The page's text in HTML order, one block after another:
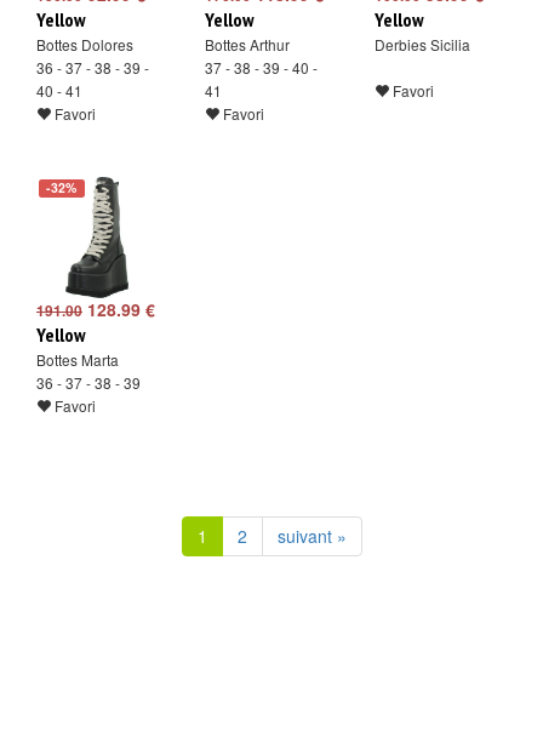
Yellow
Bottes Dolores
36 - 37 - 38 - 39 -
40 - 41
Favori
Yellow
Bottes Arthur
37 - 38 - 39 - 40 -
41
Favori
Yellow
Derbies Sicilia
Favori
-32%
191.00 128.99 €
Yellow
Bottes Marta
36 - 37 - 38 - 39
Favori
1 2 suivant »